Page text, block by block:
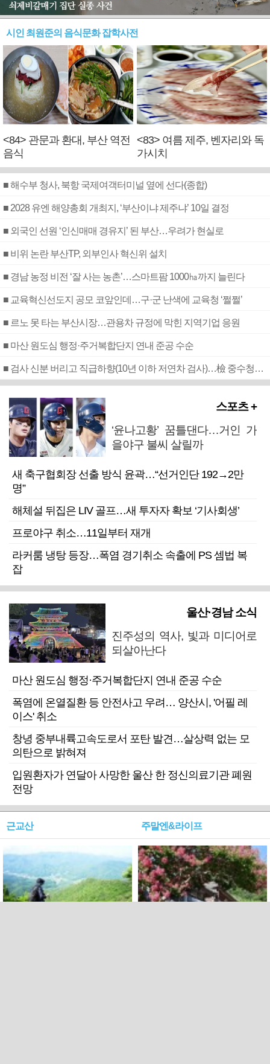
시인 최원준의 음식문화 잡학사전
<84> 관문과 환대, 부산 역전
음식
<83> 여름 제주, 벤자리와 독
가시치
■ 해수부 청사, 북항 국제여객터미널 옆에 선다(종합)
■ 2028 유엔 해양총회 개최지, ‘부산이냐 제주냐’ 10일 결정
■ 외국인 선원 ‘인신매매 경유지’ 된 부산…우려가 현실로
■ 비위 논란 부산TP, 외부인사 혁신위 설치
■ 경남 농정 비전 ‘잘 사는 농촌’…스마트팜 1000㏊까지 늘린다
■ 교육혁신선도지 공모 코앞인데…구·군 난색에 교육청 ‘쩔쩔’
■ 르노 못 타는 부산시장…관용차 규정에 막힌 지역기업 응원
■ 마산 원도심 행정·주거복합단지 연내 준공 수순
■ 검사 신분 버리고 직급하향(10년 이하 저연차 검사)…檢 중수청행 기피
스포츠 +
‘윤나고황’ 꿈틀댄다…거인 가
을야구 불씨 살릴까
새 축구협회장 선출 방식 윤곽…“선거인단 192→2만
명”
해체설 뒤집은 LIV 골프…새 투자자 확보 ‘기사회생’
프로야구 취소…11일부터 재개
라커룸 냉탕 등장…폭염 경기취소 속출에 PS 셈법 복
잡
울산·경남 소식
진주성의 역사, 빛과 미디어로
되살아난다
마산 원도심 행정·주거복합단지 연내 준공 수순
폭염에 온열질환 등 안전사고 우려… 양산시, '어필 레
이스' 취소
창녕 중부내륙고속도로서 포탄 발견…살상력 없는 모
의탄으로 밝혀져
입원환자가 연달아 사망한 울산 한 정신의료기관 폐원
전망
근교산 주말엔&라이프